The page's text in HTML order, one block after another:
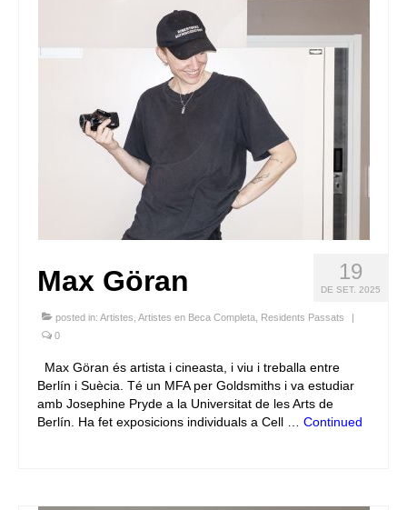
19
DE SET. 2025
Max Göran
posted in: Artistes Artistes en Beca Completa Residents Passats
|
0
Max Göran és artista i cineasta, i viu i treballa entre
Berlín i Suècia. Té un MFA per Goldsmiths i va estudiar
amb Josephine Pryde a la Universitat de les Arts de
Berlín. Ha fet exposicions individuals a Cell … Continued